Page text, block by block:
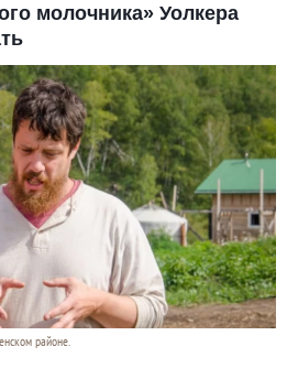
молочника» Уолкера
районе.